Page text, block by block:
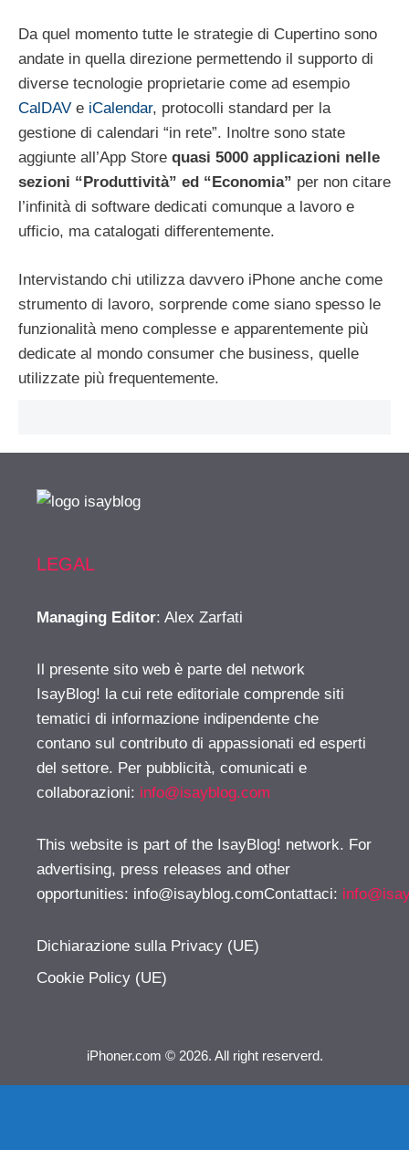
Da quel momento tutte le strategie di Cupertino sono
andate in quella direzione permettendo il supporto di
diverse tecnologie proprietarie come ad esempio
CalDAV e iCalendar, protocolli standard per la
gestione di calendari “in rete”. Inoltre sono state
aggiunte all’App Store quasi 5000 applicazioni nelle
sezioni “Produttività” ed “Economia” per non citare
l’infinità di software dedicati comunque a lavoro e
ufficio, ma catalogati differentemente.
Intervistando chi utilizza davvero iPhone anche come
strumento di lavoro, sorprende come siano spesso le
funzionalità meno complesse e apparentemente più
dedicate al mondo consumer che business, quelle
utilizzate più frequentemente.
LEGAL
Managing Editor: Alex Zarfati
Il presente sito web è parte del network
IsayBlog! la cui rete editoriale comprende siti
tematici di informazione indipendente che
contano sul contributo di appassionati ed esperti
del settore. Per pubblicità, comunicati e
collaborazioni: info@isayblog.com
This website is part of the IsayBlog! network. For
advertising, press releases and other
opportunities: info@isayblog.comContattaci:
Dichiarazione sulla Privacy (UE)
Cookie Policy (UE)
iPhoner.com © 2026. All right reserverd.